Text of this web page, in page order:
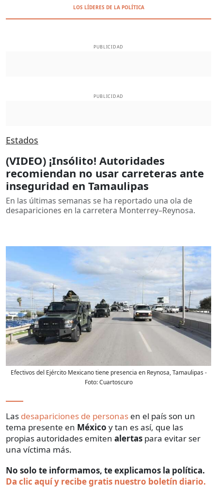
LOS LÍDERES DE LA POLÍTICA
PUBLICIDAD
PUBLICIDAD
Estados
(VIDEO) ¡Insólito! Autoridades
recomiendan no usar carreteras ante
inseguridad en Tamaulipas
En las últimas semanas se ha reportado una ola de
desapariciones en la carretera Monterrey–Reynosa.
Efectivos del Ejército Mexicano tiene presencia en Reynosa, Tamaulipas -
Foto:Cuartoscuro
Las desapariciones de personas en el país son un
tema presente en México y tan es así, que las
propias autoridades emiten alertas para evitar ser
una víctima más.
No solo te informamos, te explicamos la política.
Da clic aquí y recibe gratis nuestro boletín diario.